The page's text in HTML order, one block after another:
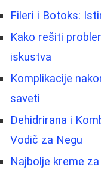
Fileri i Botoks:
Kako rešiti
iskustva
Komplikacije
saveti
Dehidrirana i
Vodič za Negu
Najbolje kreme